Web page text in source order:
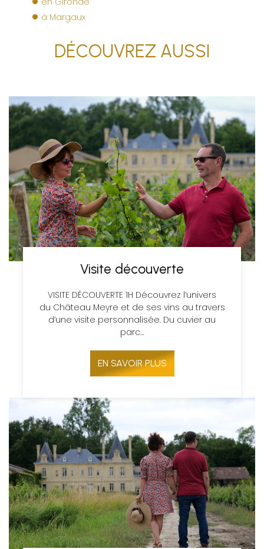
à Margaux
DÉCOUVREZ AUSSI
Visite découverte
VISITE DÉCOUVERTE 1H Découvrez l’univers
du Château Meyre et de ses vins au travers
d’une visite personnalisée. Du cuvier au
parc…
EN SAVOIR PLUS